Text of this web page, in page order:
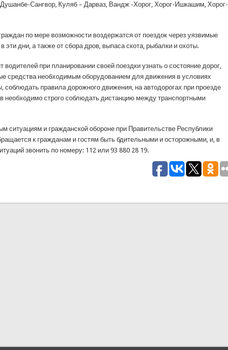
Сангвор, Куляб – Дарваз, Вандж -Хорог, Хорог-Ишкашим, Хорог-
по мере возможности воздержатся от поездок через уязвимые
эти дни, а также от сбора дров, выпаса скота, рыбалки и охоты.
водителей при планировании своей поездки узнать о состояние дорог,
средства необходимым оборудованием для движения в условиях
соблюдать правила дорожного движения, на автодорогах при проезде
необходимо строго соблюдать дистанцию между транспортными
ситуациям и гражданской обороне при Правительстве Республики
к гражданам и гостям быть бдительными и осторожными, и, в
звонить по номеру: 112 или 93 880 28 19.